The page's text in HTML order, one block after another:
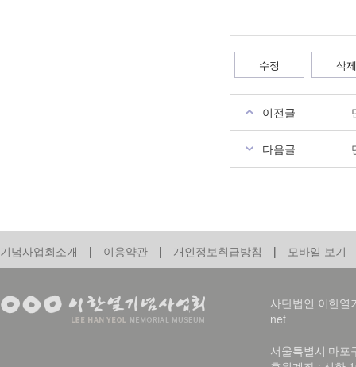
수정 삭제
이전글
다음글
기념사업회소개 | 이용약관 | 개인정보취급방침 | 모바일 보기
사단법인 이한
net
서울특별시 마